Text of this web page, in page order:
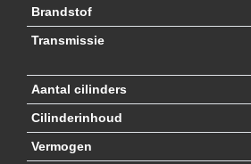
Brandstof
Transmissie
Aantal cilinders
Cilinderinhoud
Vermogen